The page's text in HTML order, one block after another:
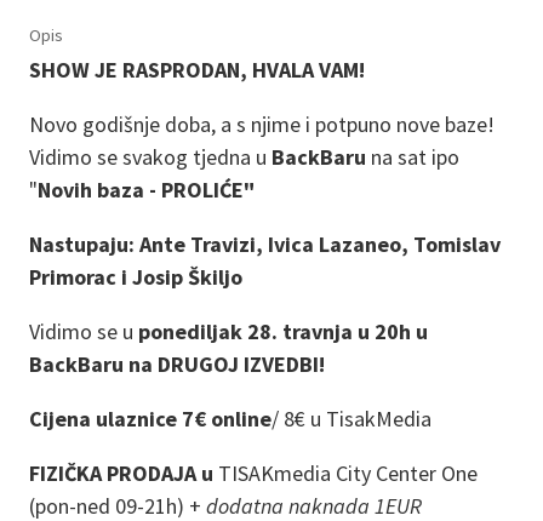
Opis
SHOW JE RASPRODAN, HVALA VAM!
Novo godišnje doba, a s njime i potpuno nove baze!
Vidimo se svakog tjedna u BackBaru na sat ipo
"Novih baza - PROLIĆE"
Nastupaju: Ante Travizi, Ivica Lazaneo, Tomislav
Primorac i Josip Škiljo
Vidimo se u ponediljak 28. travnja u 20h u
BackBaru na DRUGOJ IZVEDBI!
Cijena ulaznice 7€ online/ 8€ u TisakMedia
FIZIČKA PRODAJA u TISAKmedia City Center One
(pon-ned 09-21h) + dodatna naknada 1EUR